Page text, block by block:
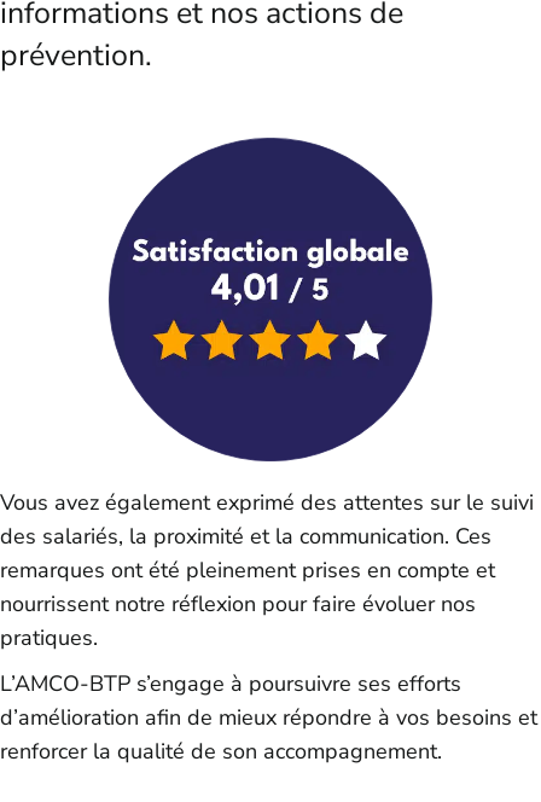
informations et nos actions de
prévention.
Vous avez également exprimé des attentes sur le suivi
des salariés, la proximité et la communication. Ces
remarques ont été pleinement prises en compte et
nourrissent notre réflexion pour faire évoluer nos
pratiques.
L’AMCO-BTP s’engage à poursuivre ses efforts
d’amélioration afin de mieux répondre à vos besoins et
renforcer la qualité de son accompagnement.